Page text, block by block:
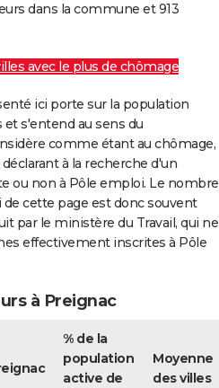
dans la commune et 913
avec le plus de chômage
ici porte sur la population
et s'entend au sens du
comme étant au chômage,
à la recherche d'un
ou non à Pôle emploi. Le nombre
cette page est donc souvent
par le ministère du Travail, qui ne
effectivement inscrites à Pôle
à Preignac
% de la
population
active de
Moyenne
des villes